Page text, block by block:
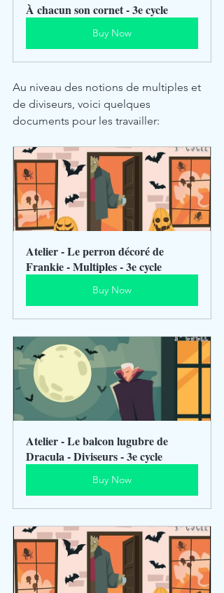
À chacun son cornet - 3e cycle
Buy Now
Au niveau des notions de multiples et
de diviseurs, voici quelques
documents pour les travailler:
Atelier - Le perron décoré de
Frankie - Multiples - 3e cycle
Buy Now
Atelier - Le balcon lugubre de
Dracula - Diviseurs - 3e cycle
Buy Now